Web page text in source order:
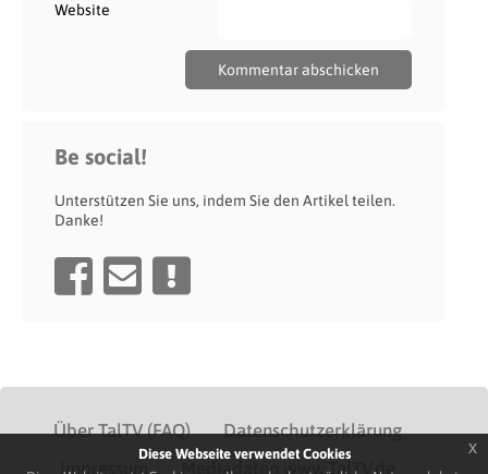
Website
Be social!
Unterstützen Sie uns, indem Sie den Artikel teilen.
Danke!
Über TalTV (FAQ)
Datenschutzerklärung
Impressum
Mediadaten www.TalTV.de
Diese Webseite verwendet Cookies
x